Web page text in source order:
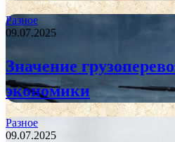
Разное
09.07.2025
Значение
экономики
Разное
09.07.2025